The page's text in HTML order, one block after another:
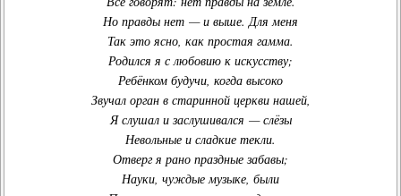
Но правды нет — и выше. Для меня
Так это ясно, как простая гамма.
Родился я с любовию к искусству;
Ребёнком будучи, когда высоко
Звучал орган в старинной церкви нашей,
Я слушал и заслушивался — слёзы
Невольные и сладкие текли.
Отверг я рано праздные забавы;
Науки, чуждые музыке, были